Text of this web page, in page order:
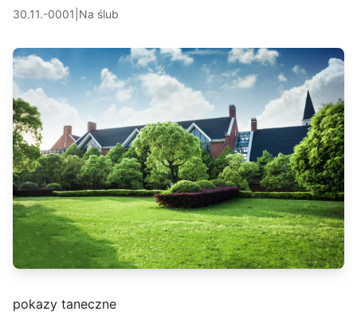
30.11.-0001 Na ślub
pokazy taneczne